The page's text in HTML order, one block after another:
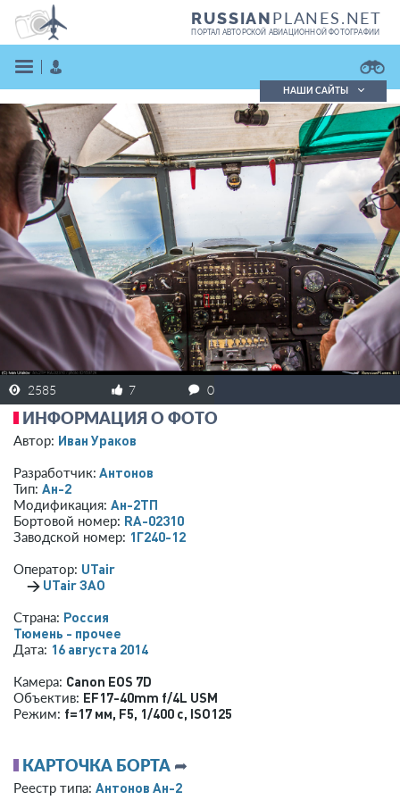
RUSSIANPLANES.NET
ПОРТАЛ АВТОРСКОЙ АВИАЦИОННОЙ ФОТОГРАФИИ
ВОЙТИ
ЗАРЕГИСТРИРОВАТЬСЯ
Поиск фотографий
Поиск в реестре
Кратко
Подробно
НАШИ САЙТЫ
2585 7 0
ИНФОРМАЦИЯ О ФОТО
Автор: Иван Ураков
Разработчик: Антонов
Тип: Ан-2
Модификация: Ан-2ТП
Бортовой номер: RA-02310
Заводской номер: 1Г240-12
Оператор: UTair
→ UTair ЗАО
Страна: Россия
Тюмень - прочее
Дата: 16 августа 2014
Камера: Canon EOS 7D
Объектив: EF17-40mm f/4L USM
Режим: f=17 мм, F5, 1/400 с, ISO125
КАРТОЧКА БОРТА ➦
Реестр типа: Антонов Ан-2